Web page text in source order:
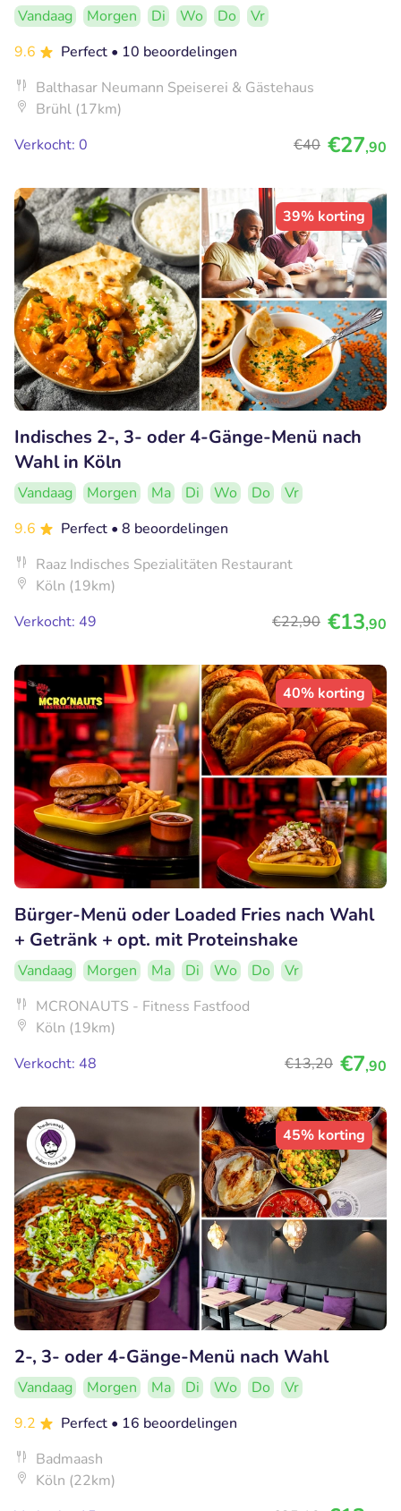
Vandaag Morgen Di Wo Do
Vr
9.6
Perfect • 10 beoordelingen
Balthasar Neumann Speiserei & Gästehaus
Brühl (17km)
Verkocht: 0
€40 €27,90
39% korting
Indisches 2-, 3- oder 4-Gänge-Menü nach
Wahl in Köln
Vandaag Morgen Ma Di Wo Do
Vr
9.6
Perfect • 8 beoordelingen
Raaz Indisches Spezialitäten Restaurant
Köln (19km)
Verkocht: 49
€22,90 €13,90
40% korting
Bürger-Menü oder Loaded Fries nach Wahl
+ Getränk + opt. mit Proteinshake
Vandaag Morgen Ma Di Wo Do
Vr
MCRONAUTS - Fitness Fastfood
Köln (19km)
Verkocht: 48
€13,20 €7,90
45% korting
2-, 3- oder 4-Gänge-Menü nach Wahl
Vandaag Morgen Ma Di Wo Do
Vr
9.2
Perfect • 16 beoordelingen
Badmaash
Köln (22km)